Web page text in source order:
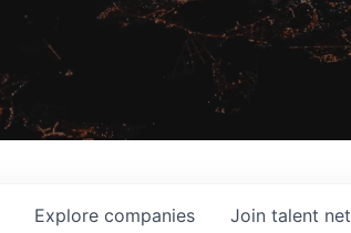
Explore companies Join talent